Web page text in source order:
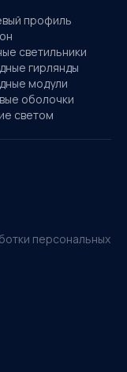
профиль
светильники
гирлянды
модули
оболочки
светом
персональных